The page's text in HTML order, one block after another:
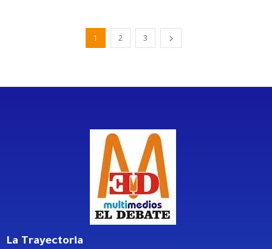
1 2 3
La Trayectoria